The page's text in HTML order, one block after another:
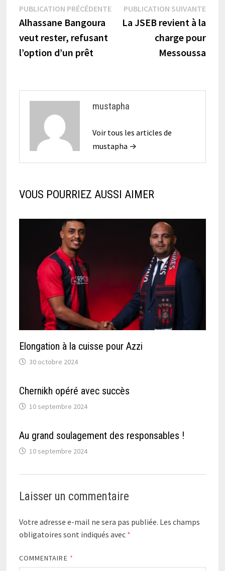
Navigation
de
l’article
PUBLICATION PRÉCÉDENTEPublication
précédente :
Alhassane Bangoura
veut rester, refusant
l’option d’un prêt
PUBLICATION SUIVANTE
La JSEB revient à la
charge pour
Messoussa
mustapha
Voir tous les articles de
mustapha →
VOUS POURRIEZ AUSSI AIMER
Elongation à la cuisse pour Azzi
30 octobre 2024
Chernikh opéré avec succès
10 septembre 2024
Au grand soulagement des responsables !
10 septembre 2024
Laisser un commentaire
Votre adresse e-mail ne sera pas publiée. Les champs
obligatoires sont indiqués avec *
COMMENTAIRE *